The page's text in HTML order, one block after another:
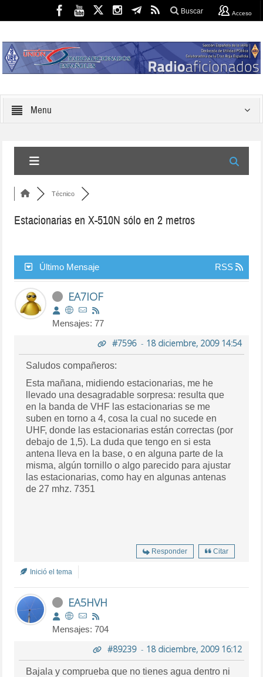
Buscar Acceso
Menu
Técnico
Estacionarias en X-510N sólo en 2 metros
Último Mensaje RSS
EA7IOF
Mensajes: 77
#7596- 18 diciembre, 2009 14:54
Saludos compañeros:
Esta mañana, midiendo estacionarias, me he
llevado una desagradable sorpresa: resulta que
en la banda de VHF las estacionarias se me
suben en torno a 4, cosa la cual no sucede en
UHF, donde las estacionarias están correctas (por
debajo de 1,5). La duda que tengo en si esta
antena lleva en la base, o en alguna parte de la
misma, algún tornillo o algo parecido para ajustar
las estacionarias, como hay en algunas antenas
de 27 mhz. 7351
Responder Citar
Inició el tema
EA5HVH
Mensajes: 704
#89239- 18 diciembre, 2009 16:12
Bajala y comprueba que no tienes agua dentro ni